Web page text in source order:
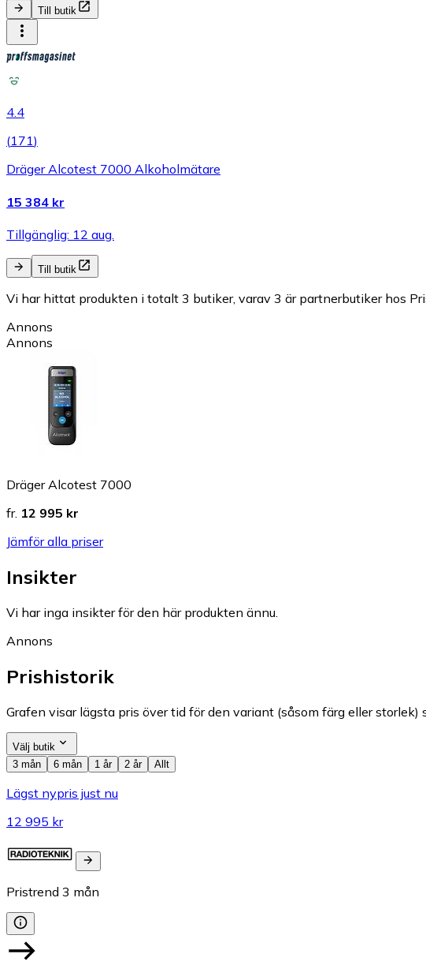
Till butik
4.4
(171)
Dräger Alcotest 7000 Alkoholmätare
15 384 kr
Tillgänglig: 12 aug.
Till butik
Vi har hittat produkten i totalt 3 butiker, varav 3 är partnerbutiker hos
Annons
Annons
Dräger Alcotest 7000
fr. 12 995 kr
Jämför alla priser
Insikter
Vi har inga insikter för den här produkten ännu.
Annons
Prishistorik
Grafen visar lägsta pris över tid för den variant (såsom färg eller
Välj butik
3 mån
6 mån 1 år 2 år Allt
Lägst nypris just nu
12 995 kr
Pristrend 3 mån